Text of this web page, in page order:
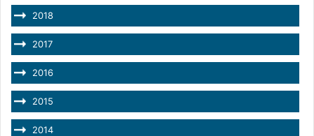
2018
2017
2016
2015
2014